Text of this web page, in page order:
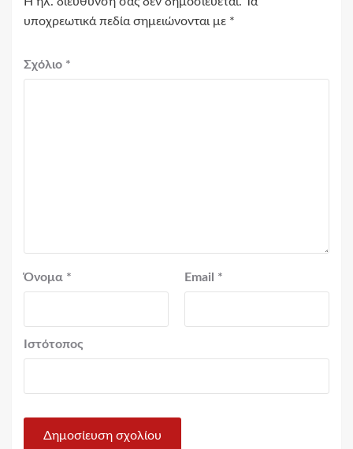
υποχρεωτικά πεδία σημειώνονται με *
Σχόλιο *
Όνομα * Email *
Ιστότοπος